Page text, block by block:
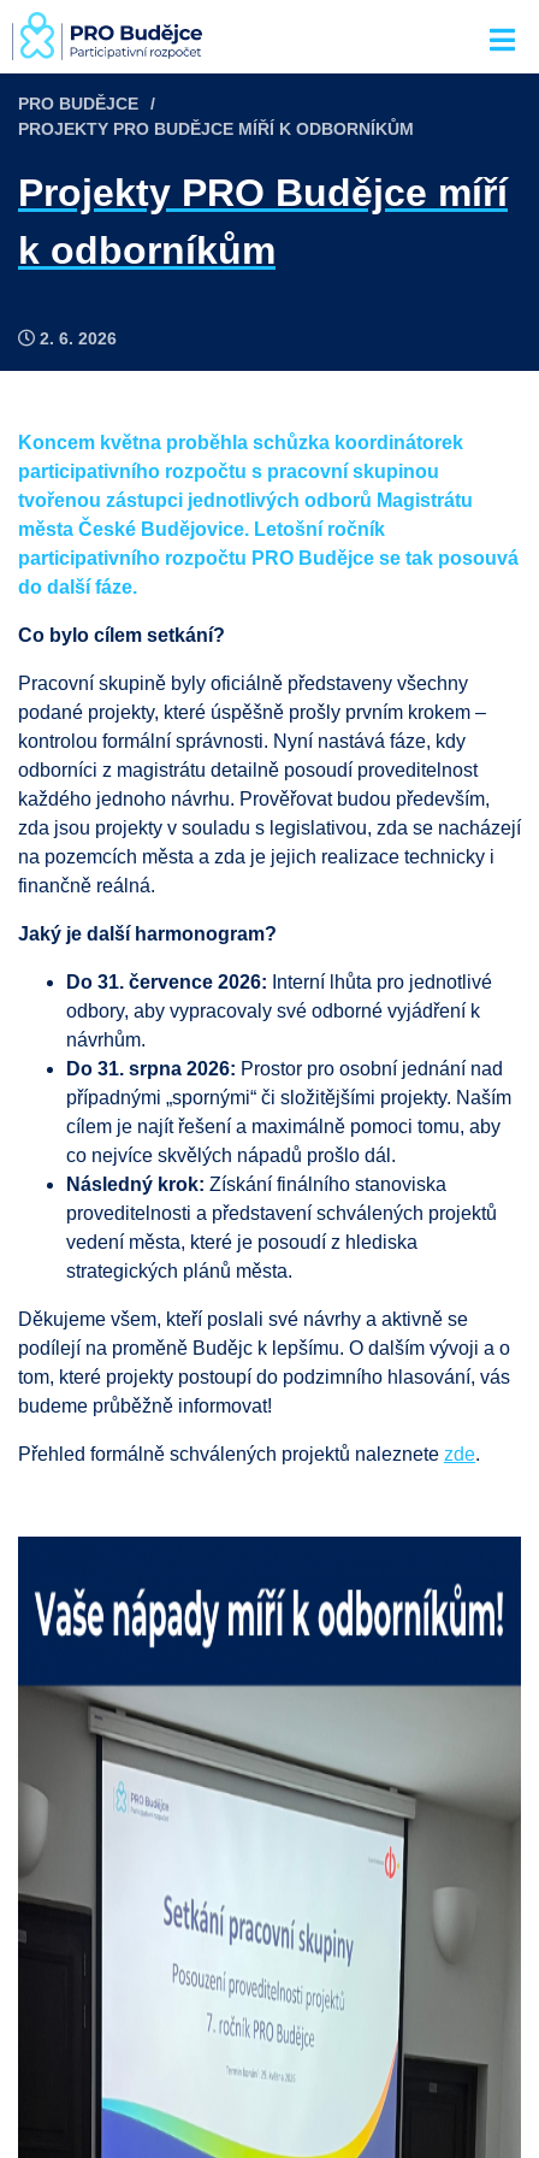
Projekty PRO Budějce míří
k odborníkům
PRO BUDĚJCE
PROJEKTY PRO BUDĚJCE MÍŘÍ K ODBORNÍKŮM
2. 6. 2026
Koncem května proběhla schůzka koordinátorek
participativního rozpočtu s pracovní skupinou
tvořenou zástupci jednotlivých odborů Magistrátu
města České Budějovice. Letošní ročník
participativního rozpočtu PRO Budějce se tak posouvá
do další fáze.
Co bylo cílem setkání?
Pracovní skupině byly oficiálně představeny všechny
podané projekty, které úspěšně prošly prvním krokem –
kontrolou formální správnosti. Nyní nastává fáze, kdy
odborníci z magistrátu detailně posoudí proveditelnost
každého jednoho návrhu. Prověřovat budou především,
zda jsou projekty v souladu s legislativou, zda se nacházejí
na pozemcích města a zda je jejich realizace technicky i
finančně reálná.
Jaký je další harmonogram?
Do 31. července 2026: Interní lhůta pro jednotlivé
odbory, aby vypracovaly své odborné vyjádření k
návrhům.
Do 31. srpna 2026: Prostor pro osobní jednání nad
případnými „spornými“ či složitějšími projekty. Naším
cílem je najít řešení a maximálně pomoci tomu, aby
co nejvíce skvělých nápadů prošlo dál.
Následný krok: Získání finálního stanoviska
proveditelnosti a představení schválených projektů
vedení města, které je posoudí z hlediska
strategických plánů města.
Děkujeme všem, kteří poslali své návrhy a aktivně se
podílejí na proměně Budějc k lepšímu. O dalším vývoji a o
tom, které projekty postoupí do podzimního hlasování, vás
budeme průběžně informovat!
Přehled formálně schválených projektů naleznete zde.
Souhlas s nastavením cookies
Cookies jsou malé soubory, do kterých webové
stránky mohou ukládat informace o vaší aktivitě a
preferencích. Používají se například k tomu, aby si
prohlížeč zapamatoval Vaše přihlášení nebo aby se
uložila Vaše volba v tomto okně.